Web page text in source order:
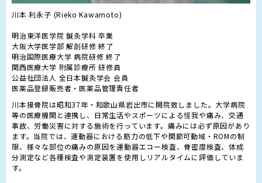
川本 利永子 (Rieko Kawamoto)
明治東洋医学院 鍼灸学科 卒業
大阪大学医学部 解剖研修 終了
明治国際医療大学 病院研修 終了
関西医療大学 附属診療所 研修員
公益社団法人 全日本鍼灸学会 会員
医薬品登録販売者・医薬品管理責任者
川本接骨院は昭和37年・和歌山県岩出市に開院致しました。大学病院
等の医療機関と連携し、日常生活やスポーツによる怪我や痛み、交通
事故、労働災害に対する施術を行っています。痛みには必ず原因があり
ます。当院では、運動器における筋力の低下や関節可動域・ROMの制
限、様々な部位の痛みの原因を運動器エコー検査、骨密度検査、体成
分測定など各種検査や測定装置を使用しリアルタイムに評価していま
す。